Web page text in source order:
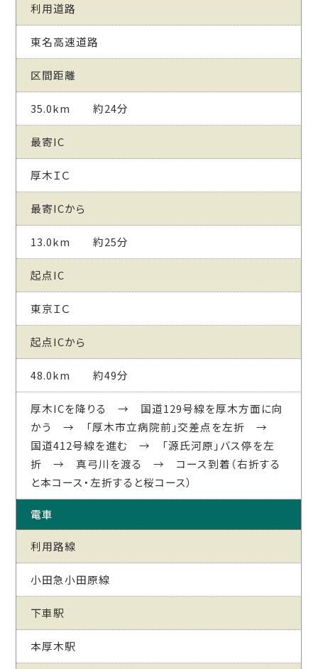
利用道路
東名高速道路
区間距離
35.0km 約24分
最寄IC
厚木ＩＣ
最寄ICから
13.0km 約25分
起点IC
東京ＩＣ
起点ICから
48.0km 約49分
厚木ICを降りる → 国道129号線を厚木方面に向
かう → 「厚木市立病院前｣交差点を左折 →
国道412号線を進む → 「源氏河原」バス停を左
折 → 真弓川を渡る → コース到着（右折する
と本コース・左折すると桜コース）
電車
利用路線
小田急小田原線
下車駅
本厚木駅